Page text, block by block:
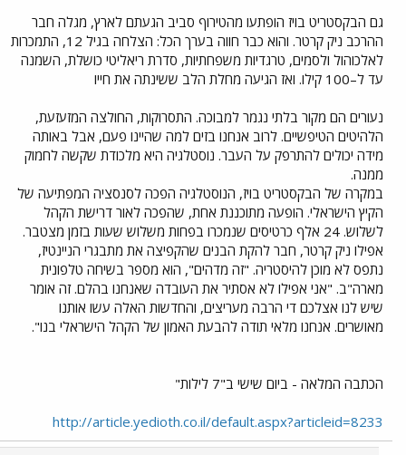
גם הבקסטריט בויז הופתעו מהטירוף סביב הגעתם לארץ, מגלה חבר
ההרכב ניק קרטר. והוא כבר חווה בערך הכל: הצלחה בגיל 12, התמכרות
לאלכוהול ולסמים, טרגדיות משפחתיות, סדרת ריאליטי כושלת, השמנה
עד ל–100 קילו. ואז הגיעה מחלת הלב ששינתה את חייו
נעורים הם מקור בלתי נגמר למבוכה. התסרוקות, החולצה המזעזעת,
הלהיטים הטיפשיים. לרוב אנחנו בזים למה שהיינו פעם, אבל באותה
מידה יכולים להתרפק על העבר. נוסטלגיה היא מלכודת שקשה לחמוק
ממנה.
במקרה של הבקסטריט בויז, הנוסטלגיה הפכה לסנסציה המפתיעה של
הקיץ הישראלי. הופעה מתוכננת אחת, שהפכה לאור דרישת הקהל
לשלוש. 24 אלף כרטיסים שנמכרו בפחות משלוש שעות בזמן מצטבר.
אפילו ניק קרטר, חבר להקת הבנים שהקפיצה את מתבגרי הניינטיז,
נתפס לא מוכן להיסטריה. "זה מדהים", הוא מספר בשיחה טלפונית
מארה"ב. "אני אפילו לא אסתיר את העובדה שאנחנו בהלם. זה אומר
שיש לנו אצלכם די הרבה מעריצים, והחדשות האלה עשו אותנו
מאושרים. אנחנו מלאי תודה להבעת האמון של הקהל הישראלי בנו".
הכתבה המלאה - ביום שישי ב"7 לילות"
http://article.yedioth.co.il/default.aspx?articleid=8233